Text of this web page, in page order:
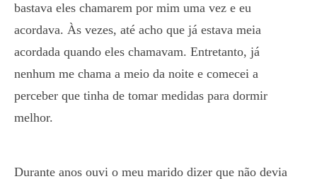
bastava eles chamarem por mim uma vez e eu
acordava. Às vezes, até acho que já estava meia
acordada quando eles chamavam. Entretanto, já
nenhum me chama a meio da noite e comecei a
perceber que tinha de tomar medidas para dormir
melhor.
Durante anos ouvi o meu marido dizer que não devia